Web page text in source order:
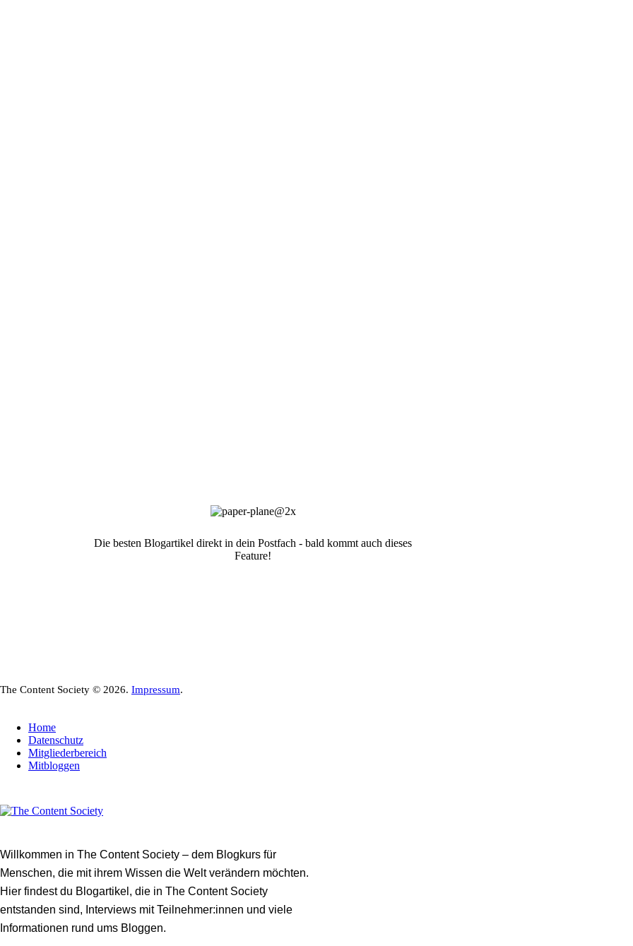
Die besten Blogartikel direkt in dein Postfach - bald kommt auch dieses
Feature!
The Content Society © 2026. Impressum.
Home
Datenschutz
Mitgliederbereich
Mitbloggen
Willkommen in The Content Society – dem Blogkurs für
Menschen, die mit ihrem Wissen die Welt verändern möchten.
Hier findest du Blogartikel, die in The Content Society
entstanden sind, Interviews mit Teilnehmer:innen und viele
Informationen rund ums Bloggen.